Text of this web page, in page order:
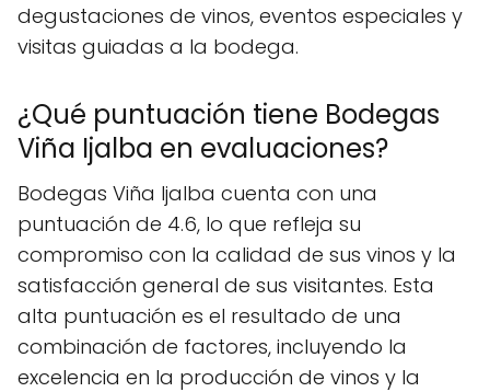
degustaciones de vinos, eventos especiales y
visitas guiadas a la bodega.
¿Qué puntuación tiene Bodegas
Viña Ijalba en evaluaciones?
Bodegas Viña Ijalba cuenta con una
puntuación de 4.6, lo que refleja su
compromiso con la calidad de sus vinos y la
satisfacción general de sus visitantes. Esta
alta puntuación es el resultado de una
combinación de factores, incluyendo la
excelencia en la producción de vinos y la